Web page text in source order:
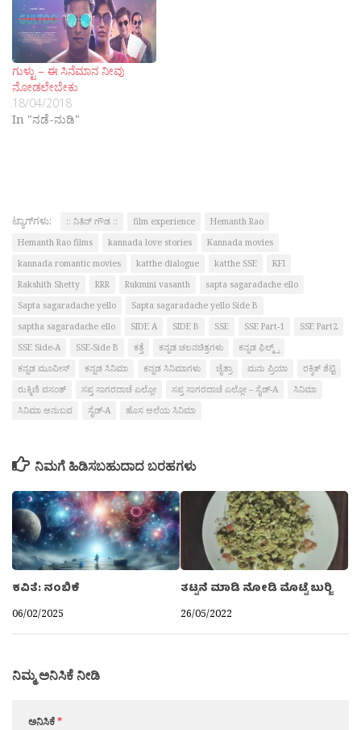
ಗುಳ್ಟು – ಈ ಸಿನೆಮಾನ ನೀವು
ನೋಡಲೇಬೇಕು
18/04/2018
In "ನಡೆ-ನುಡಿ"
ಟ್ಯಾಗ್‌ಗಳು: :: ನಿತಿನ್ ಗೌಡ :: film experience
Hemanth Rao
Hemanth Rao films
kannada love stories
Kannada movies
kannada romantic movies
katthe dialogue katthe SSE
KFI
Rakshith Shetty
RRR Rukmini vasanth
sapta sagaradache ello
Sapta sagaradache yello
Sapta sagaradache yello Side B
saptha sagaradache ello
SIDE A SIDE B SSE SSE Part-1
SSE Part2
SSE Side-A
SSE-Side B ಕತ್ತೆ ಕನ್ನಡ ಚಲನಚಿತ್ರಗಳು
ಕನ್ನಡ ಫಿಲ್ಮ್ಸ್
ಕನ್ನಡ ಮೂವೀಸ್
ಕನ್ನಡ ಸಿನಿಮಾ ಕನ್ನಡ ಸಿನಿಮಾಗಳು ಚೈತ್ರಾ ಮನು ಪ್ರಿಯಾ
ರಕ್ಶಿತ್ ಶೆಟ್ಟಿ
ರುಕ್ಮಿಣಿ ವಸಂತ್
ಸಪ್ತ ಸಾಗರದಾಚೆ ಎಲ್ಲೋ ಸಪ್ತ ಸಾಗರದಾಚೆ ಎಲ್ಲೋ – ಸೈಡ್-A
ಸಿನಿಮಾ
ಸಿನಿಮಾ ಅನುಬವ
ಸೈಡ್-A ಹೊಸ ಅಲೆಯ ಸಿನಿಮಾ
ನಿಮಗೆ ಹಿಡಿಸಬಹುದಾದ ಬರಹಗಳು
ಕವಿತೆ: ನಂಬಿಕೆ
06/02/2025
ತಟ್ಟನೆ ಮಾಡಿ ನೋಡಿ ಮೊಟ್ಟೆ ಬುರ‍್ಜಿ
26/05/2022
ನಿಮ್ಮ ಅನಿಸಿಕೆ ನೀಡಿ
ಅನಿಸಿಕೆ*